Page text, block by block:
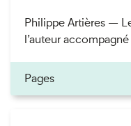
Philippe Artières —
l’auteur accompagné
Pages